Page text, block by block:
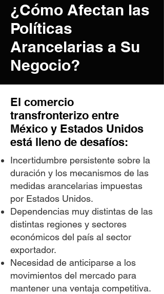
¿Cómo Afectan las
Políticas
Arancelarias a Su
Negocio?
El comercio
transfronterizo entre
México y Estados Unidos
está lleno de desafíos:
Incertidumbre persistente sobre la
duración y los mecanismos de las
medidas arancelarias impuestas
por Estados Unidos.
Dependencias muy distintas de las
distintas regiones y sectores
económicos del país al sector
exportador.
Necesidad de anticiparse a los
movimientos del mercado para
mantener una ventaja competitiva.